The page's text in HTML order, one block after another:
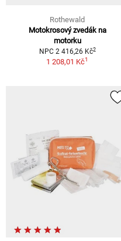
Rothewald
Motokrosový zvedák na
motorku
NPC 2 416,26 Kč2
1 208,01 Kč1